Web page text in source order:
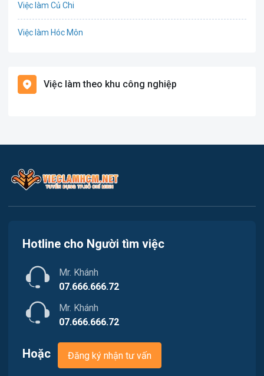
Văn Phòng
Lao Động Phổ Thông
Nhà hàng
Nhân sự
Việc làm Củ Chi
Việc làm Hóc Môn
Việc làm Nhà Bè
Việc làm Quận 2
Việc làm Quận 5
Việc làm Quận 6
Việc làm Quận 7
Việc làm Quận 9
Việc làm theo khu công nghiệp
Hotline cho Người tìm việc
Mr. Khánh
07.666.666.72
Mr. Khánh
07.666.666.72
Hoặc Đăng ký nhận tư vấn